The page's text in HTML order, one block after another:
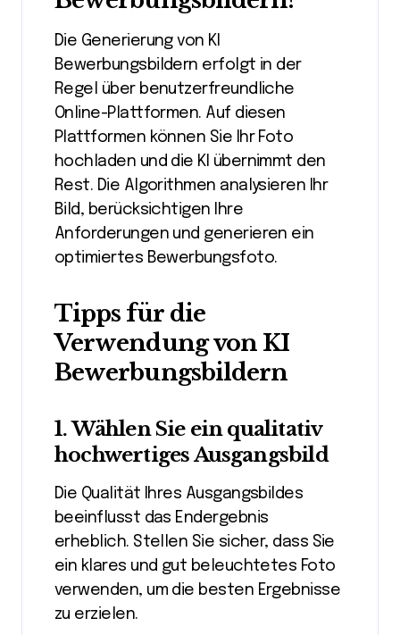
Die Generierung von KI
Bewerbungsbildern erfolgt in der
Regel über benutzerfreundliche
Online-Plattformen. Auf diesen
Plattformen können Sie Ihr Foto
hochladen und die KI übernimmt den
Rest. Die Algorithmen analysieren Ihr
Bild, berücksichtigen Ihre
Anforderungen und generieren ein
optimiertes Bewerbungsfoto.
Tipps für die
Verwendung von KI
Bewerbungsbildern
1.Wählen Sie ein qualitativ
hochwertiges Ausgangsbild
Die Qualität Ihres Ausgangsbildes
beeinflusst das Endergebnis
erheblich. Stellen Sie sicher, dass Sie
ein klares und gut beleuchtetes Foto
verwenden, um die besten Ergebnisse
zu erzielen.